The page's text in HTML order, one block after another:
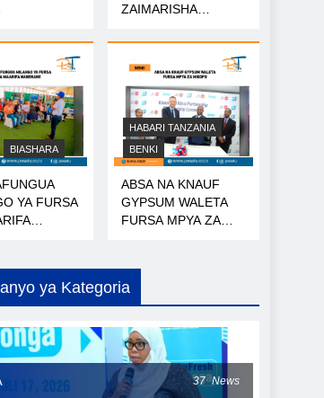
ZAIMARISHA
NISHATI
BIASHARA
YA FURSA
HABARI TANZANIA
BENKI
ABSA NA KNAUF
GYPSUM WALETA
FURSA MPYA ZA
ya Kategoria
37 News